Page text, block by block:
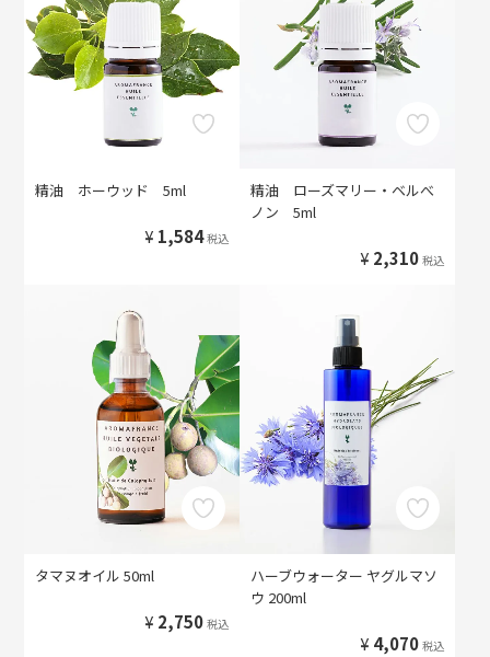
精油 ホーウッド 5ml
¥ 1,584 税込
精油 ローズマリー・ベルべ
ノン 5ml
¥ 2,310 税込
タマヌオイル 50ml
¥ 2,750 税込
ハーブウォーター ヤグルマソ
ウ 200ml
¥ 4,070 税込